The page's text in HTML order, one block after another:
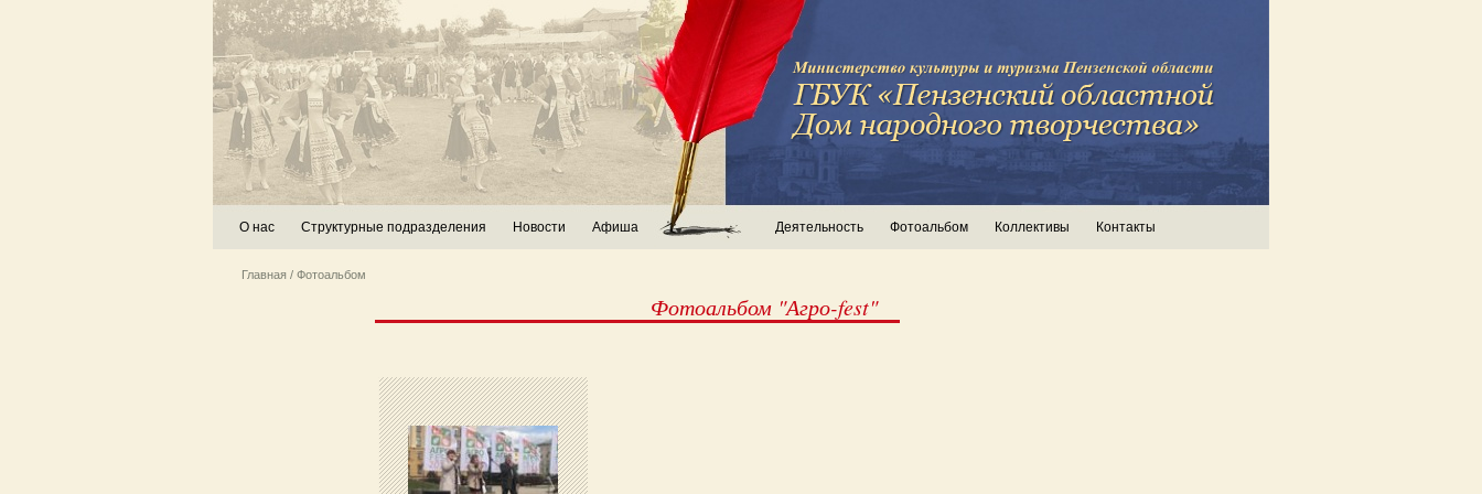
О нас Структурные подразделения Новости Афиша Деятельность Фотоальбом Коллективы Контакты
Главная / Фотоальбом
Фотоальбом "Агро-fest"